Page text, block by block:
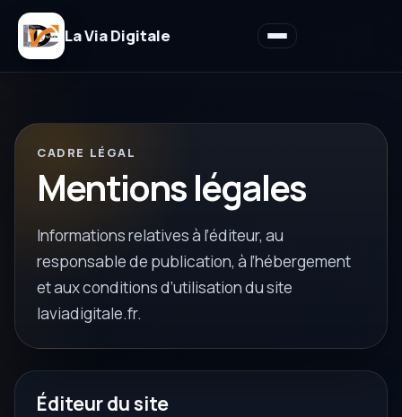
La Via Digitale
CADRE LÉGAL
Mentions légales
Informations relatives à l’éditeur, au
responsable de publication, à l’hébergement
et aux conditions d’utilisation du site
laviadigitale.fr.
Éditeur du site